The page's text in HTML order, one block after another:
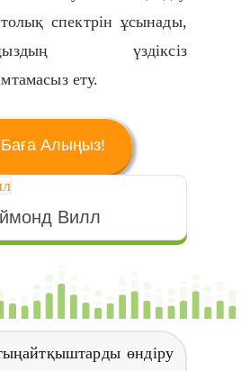
спектрін ұсынады,
үздіксіз
ету.
Баға Алыңыз!
Вилл
өндіру